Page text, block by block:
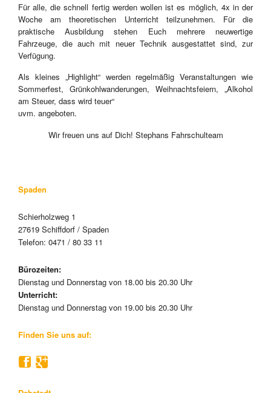
Für alle, die schnell fertig werden wollen ist es möglich, 4x in der
Woche am theoretischen Unterricht teilzunehmen. Für die
praktische Ausbildung stehen Euch mehrere neuwertige
Fahrzeuge, die auch mit neuer Technik ausgestattet sind, zur
Verfügung.
Als kleines „Highlight“ werden regelmäßig Veranstaltungen wie
Sommerfest, Grünkohlwanderungen, Weihnachtsfeiern, „Alkohol
am Steuer, dass wird teuer“
uvm. angeboten.
Wir freuen uns auf Dich! Stephans Fahrschulteam
Spaden
Schierholzweg 1
27619 Schiffdorf / Spaden
Telefon: 0471 / 80 33 11
Bürozeiten:
Dienstag und Donnerstag von 18.00 bis 20.30 Uhr
Unterricht:
Dienstag und Donnerstag von 19.00 bis 20.30 Uhr
Finden Sie uns auf: